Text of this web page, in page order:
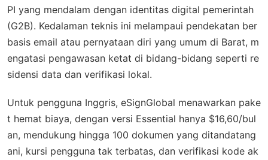
PI yang mendalam dengan identitas digital pemerintah
(G2B). Kedalaman teknis ini melampaui pendekatan ber
basis email atau pernyataan diri yang umum di Barat, m
engatasi pengawasan ketat di bidang-bidang seperti re
sidensi data dan verifikasi lokal.
Untuk pengguna Inggris, eSignGlobal menawarkan pake
t hemat biaya, dengan versi Essential hanya $16,60/bul
an, mendukung hingga 100 dokumen yang ditandatang
ani, kursi pengguna tak terbatas, dan verifikasi kode ak